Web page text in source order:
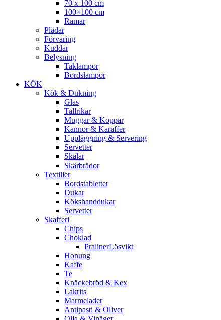
70 x 100 cm
100×100 cm
Ramar
Plädar
Förvaring
Kuddar
Belysning
Taklampor
Bordslampor
KÖK
Kök & Dukning
Glas
Tallrikar
Muggar & Koppar
Kannor & Karaffer
Uppläggning & Servering
Servetter
Skålar
Skärbrädor
Textilier
Bordstabletter
Dukar
Kökshanddukar
Servetter
Skafferi
Chips
Choklad
PralinerLösvikt
Honung
Kaffe
Te
Knäckebröd & Kex
Lakrits
Marmelader
Antipasti & Oliver